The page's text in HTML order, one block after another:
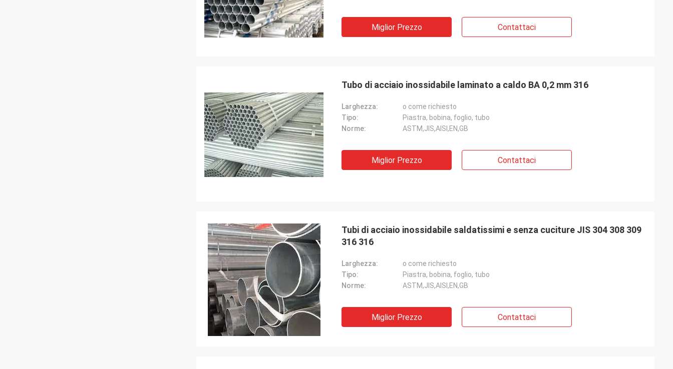
Miglior Prezzo Contattaci
Tubo di acciaio inossidabile laminato a caldo BA 0,2 mm 316
Larghezza:
o come richiesto
Tipo:
Piastra, bobina, foglio, tubo
Norme:
ASTM,JIS,AISI,EN,GB
Miglior Prezzo Contattaci
Tubi di acciaio inossidabile saldatissimi e senza cuciture JIS 304 308 309
316 316
Larghezza:
o come richiesto
Tipo:
Piastra, bobina, foglio, tubo
Norme:
ASTM,JIS,AISI,EN,GB
Miglior Prezzo Contattaci